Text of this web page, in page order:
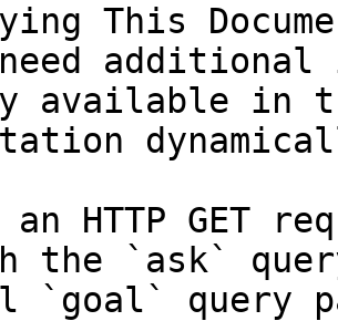
This
available in
an HTTP GET
the `ask`
`goal` query